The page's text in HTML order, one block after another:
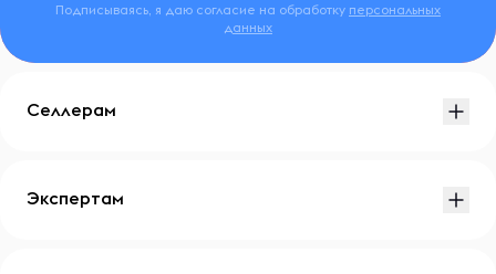
Подписываясь, я даю согласие на обработку персональных
данных
Селлерам
Экспертам